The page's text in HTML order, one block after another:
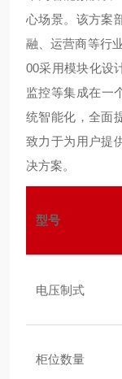
心场景。该方案
融、运营商等行
00采用模块化设
监控等集成在一
统智能化，全面
致力于为用户提
决方案。
型号
电压制式
柜位数量